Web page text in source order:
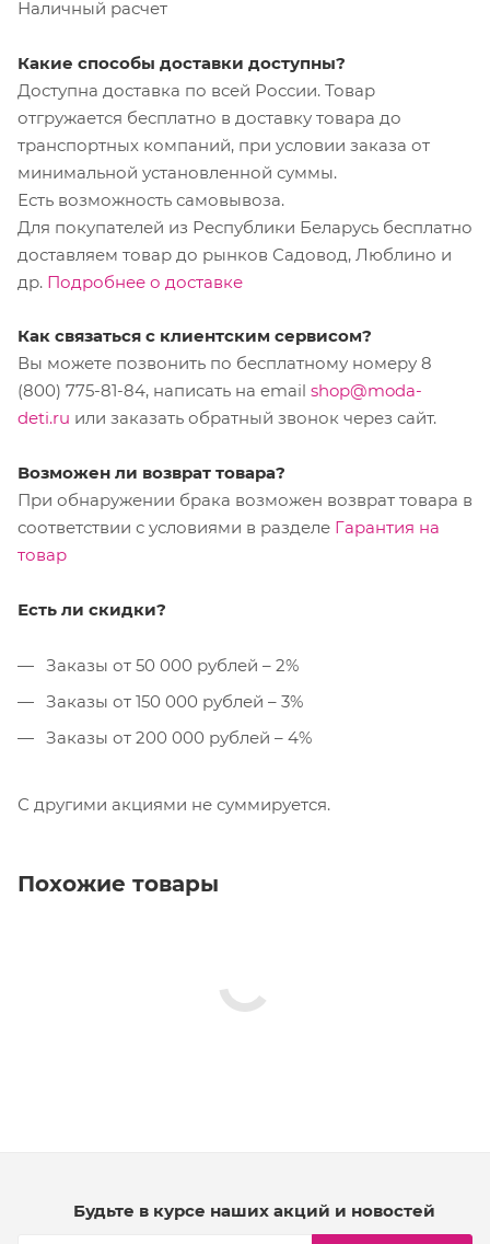
Наличный расчет
Какие способы доставки доступны?
Доступна доставка по всей России. Товар
отгружается бесплатно в доставку товара до
транспортных компаний, при условии заказа от
минимальной установленной суммы.
Есть возможность самовывоза.
Для покупателей из Республики Беларусь бесплатно
доставляем товар до рынков Садовод, Люблино и
др. Подробнее о доставке
Как связаться с клиентским сервисом?
Вы можете позвонить по бесплатному номеру 8
(800) 775-81-84, написать на email shop@moda-
deti.ru или заказать обратный звонок через сайт.
Возможен ли возврат товара?
При обнаружении брака возможен возврат товара в
соответствии с условиями в разделе Гарантия на
товар
Есть ли скидки?
Заказы от 50 000 рублей – 2%
Заказы от 150 000 рублей – 3%
Заказы от 200 000 рублей – 4%
С другими акциями не суммируется.
Похожие товары
Будьте в курсе наших акций и новостей